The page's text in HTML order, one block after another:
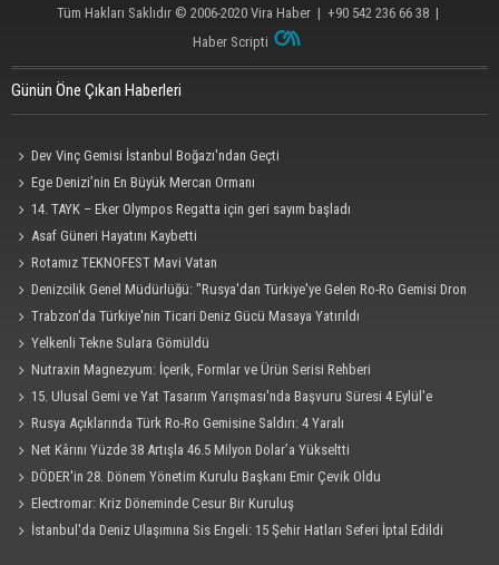
Tüm Hakları Saklıdır © 2006-2020 Vira Haber | +90 542 236 66 38 |
Haber Scripti
Günün Öne Çıkan Haberleri
Dev Vinç Gemisi İstanbul Boğazı'ndan Geçti
Ege Denizi’nin En Büyük Mercan Ormanı
14. TAYK – Eker Olympos Regatta için geri sayım başladı
Asaf Güneri Hayatını Kaybetti
Rotamız TEKNOFEST Mavi Vatan
Denizcilik Genel Müdürlüğü: "Rusya'dan Türkiye'ye Gelen Ro-Ro Gemisi Dron
Saldırısına Uğradı"
Trabzon'da Türkiye'nin Ticari Deniz Gücü Masaya Yatırıldı
Yelkenli Tekne Sulara Gömüldü
Nutraxin Magnezyum: İçerik, Formlar ve Ürün Serisi Rehberi
15. Ulusal Gemi ve Yat Tasarım Yarışması'nda Başvuru Süresi 4 Eylül'e
Uzatıldı
Rusya Açıklarında Türk Ro-Ro Gemisine Saldırı: 4 Yaralı
Net Kârını Yüzde 38 Artışla 46.5 Milyon Dolar’a Yükseltti
DÖDER'in 28. Dönem Yönetim Kurulu Başkanı Emir Çevik Oldu
Electromar: Kriz Döneminde Cesur Bir Kuruluş
İstanbul'da Deniz Ulaşımına Sis Engeli: 15 Şehir Hatları Seferi İptal Edildi